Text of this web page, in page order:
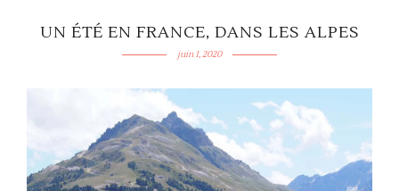
UN ÉTÉ EN FRANCE, DANS LES ALPES
juin 1, 2020